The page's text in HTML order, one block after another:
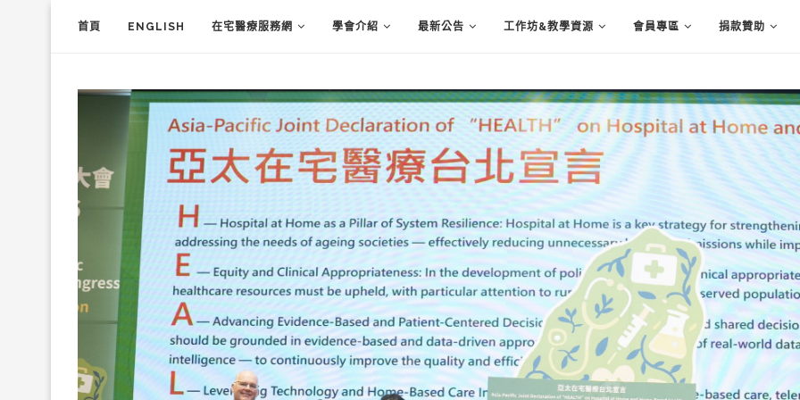
首頁 ENGLISH 在宅醫療服務網 學會介紹 最新公告 工作坊&教學資源 會員專區 捐款贊助